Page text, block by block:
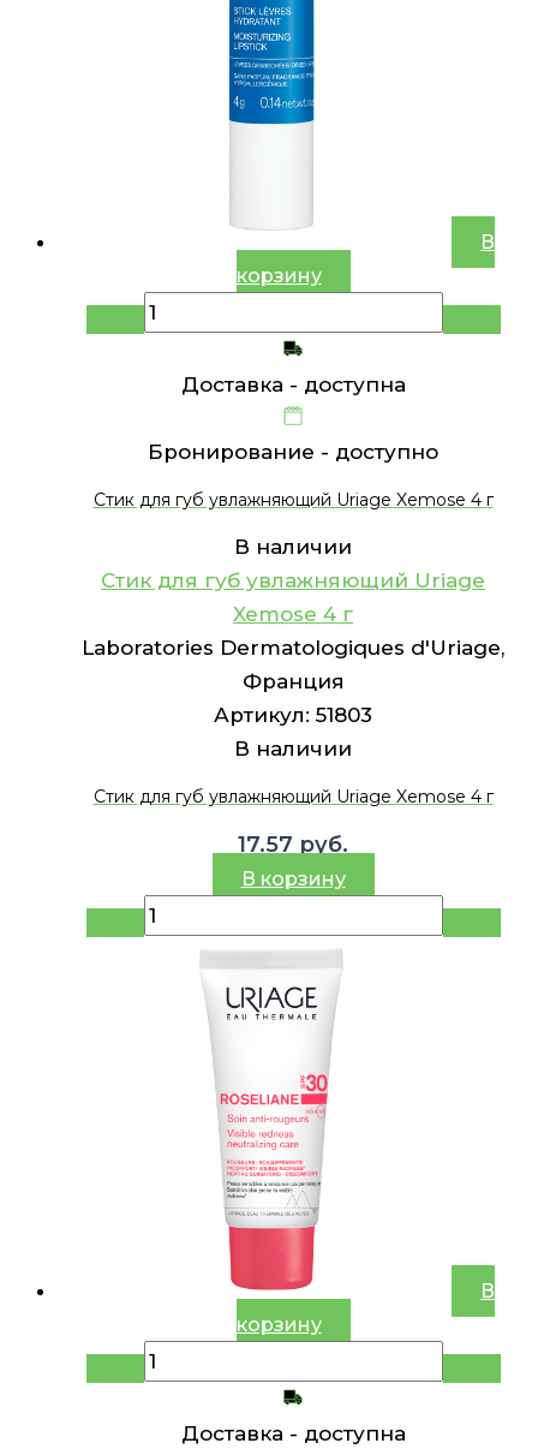
В
корзину
Доставка - доступна
Бронирование - доступно
Стик для губ увлажняющий Uriage Xemose 4 г
В наличии
Стик для губ увлажняющий Uriage
Xemose 4 г
Laboratories Dermatologiques d'Uriage,
Франция
Артикул: 51803
В наличии
Стик для губ увлажняющий Uriage Xemose 4 г
17.57 руб.
В корзину
В
корзину
Доставка - доступна